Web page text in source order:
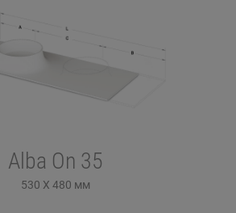
Alba On 35
530 X 480 мм